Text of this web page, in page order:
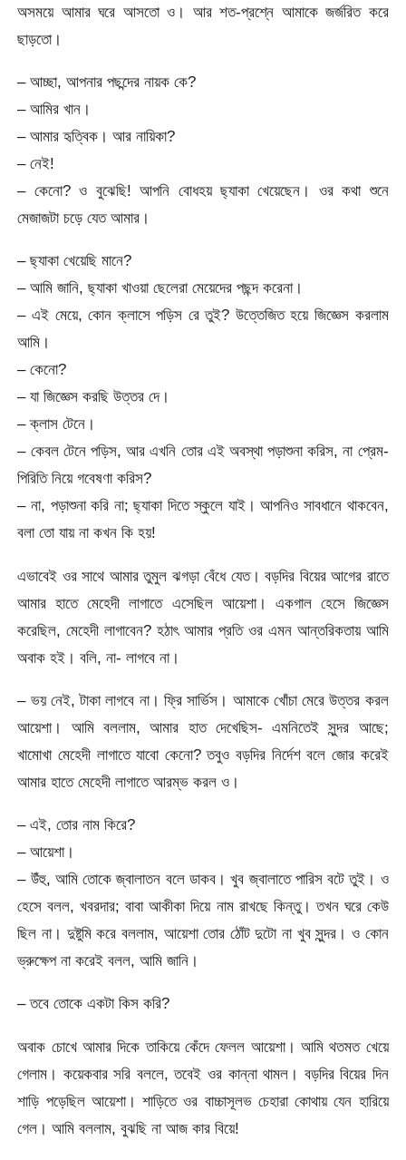
অসময়ে আমার ঘরে আসতো ও। আর শত-প্রশ্নে আমাকে জর্জরিত করে
ছাড়তো।
– আচ্ছা, আপনার পছন্দের নায়ক কে?
– আমির খান।
– আমার হৃত্বিক। আর নায়িকা?
– নেই!
– কেনো? ও বুঝেছি! আপনি বোধহয় ছ্যাকা খেয়েছেন। ওর কথা শুনে
মেজাজটা চড়ে যেত আমার।
– ছ্যাকা খেয়েছি মানে?
– আমি জানি, ছ্যাকা খাওয়া ছেলেরা মেয়েদের পছন্দ করেনা।
– এই মেয়ে, কোন ক্লাসে পড়িস রে তুই? উত্তেজিত হয়ে জিজ্ঞেস করলাম
আমি।
– কেনো?
– যা জিজ্ঞেস করছি উত্তর দে।
– ক্লাস টেনে।
– কেবল টেনে পড়িস, আর এখনি তোর এই অবস্থা পড়াশুনা করিস, না প্রেম-
পিরিতি নিয়ে গবেষণা করিস?
– না, পড়াশুনা করি না; ছ্যাকা দিতে স্কুলে যাই। আপনিও সাবধানে থাকবেন,
বলা তো যায় না কখন কি হয়!
এভাবেই ওর সাথে আমার তুমুল ঝগড়া বেঁধে যেত। বড়দির বিয়ের আগের রাতে
আমার হাতে মেহেদী লাগাতে এসেছিল আয়েশা। একগাল হেসে জিজ্ঞেস
করেছিল, মেহেদী লাগাবেন? হঠাৎ আমার প্রতি ওর এমন আন্তরিকতায় আমি
অবাক হই। বলি, না- লাগবে না।
– ভয় নেই, টাকা লাগবে না। ফ্রি সার্ভিস। আমাকে খোঁচা মেরে উত্তর করল
আয়েশা। আমি বললাম, আমার হাত দেখেছিস- এমনিতেই সুন্দর আছে;
খামোখা মেহেদী লাগাতে যাবো কেনো? তবুও বড়দির নির্দেশ বলে জোর করেই
আমার হাতে মেহেদী লাগাতে আরম্ভ করল ও।
– এই, তোর নাম কিরে?
– আয়েশা।
– উঁহু, আমি তোকে জ্বালাতন বলে ডাকব। খুব জ্বালাতে পারিস বটে তুই। ও
হেসে বলল, খবরদার; বাবা আকীকা দিয়ে নাম রাখছে কিন্তু। তখন ঘরে কেউ
ছিল না। দুষ্টুমি করে বললাম, আয়েশা তোর ঠোঁট দুটো না খুব সুন্দর। ও কোন
ভ্রুক্ষেপ না করেই বলল, আমি জানি।
– তবে তোকে একটা কিস করি?
অবাক চোখে আমার দিকে তাকিয়ে কেঁদে ফেলল আয়েশা। আমি থতমত খেয়ে
গেলাম। কয়েকবার সরি বললে, তবেই ওর কান্না থামল। বড়দির বিয়ের দিন
শাড়ি পড়েছিল আয়েশা। শাড়িতে ওর বাচ্চাসূলভ চেহারা কোথায় যেন হারিয়ে
গেল। আমি বললাম, বুঝছি না আজ কার বিয়ে!